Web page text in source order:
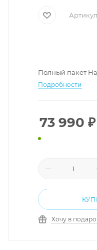
Полный пакет
Подробности
73 990 ₽
Хочу в